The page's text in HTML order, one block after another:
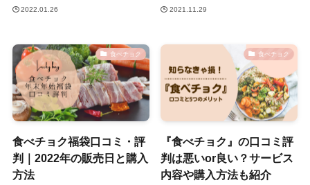
2022.01.26 2021.11.29
食べチョク
食べチョク福袋口コミ・評
判｜2022年の販売日と購入
方法
食べチョク
『食べチョク』の口コミ評
判は悪いor良い？サービス
内容や購入方法も紹介